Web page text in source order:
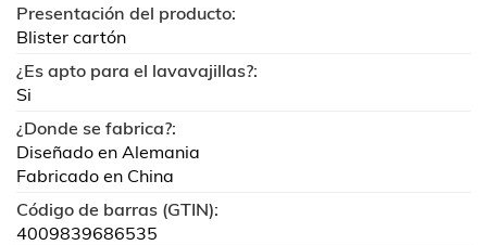
Presentación del producto:
Blister cartón
¿Es apto para el lavavajillas?:
Si
¿Donde se fabrica?:
Diseñado en Alemania
Fabricado en China
Código de barras (GTIN):
4009839686535